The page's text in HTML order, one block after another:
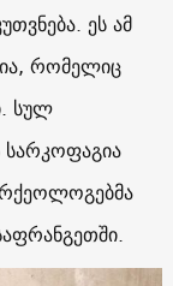
ეს ამ
რომელიც
სულ